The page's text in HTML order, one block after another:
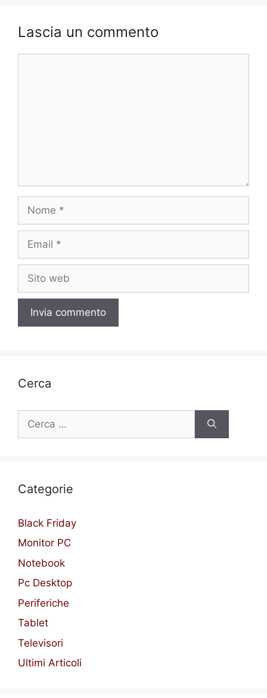
Lascia un commento
web
Cerca
per:
Categorie
Black Friday
Monitor PC
Notebook
Pc Desktop
Periferiche
Tablet
Televisori
Ultimi Articoli